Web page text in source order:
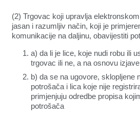
(2) Trgovac koji upravlja
jasan i razumljiv način, koji je
komunikacije na daljinu, obavijestiti
a) da li je lice, koje nudi robu ili
trgovac ili ne, a na osnovu
b) da se na ugovore, sklopljene
potrošača i lica koje nije
primjenjuju odredbe propisa
potrošača